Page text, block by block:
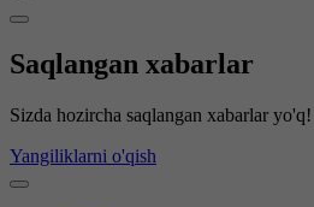
Saqlangan xabarlar
Sizda hozircha saqlangan xabarlar yo'q!
Yangiliklarni o'qish